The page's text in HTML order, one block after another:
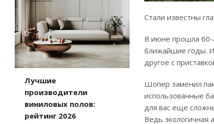
Стали известны
В июне прошла 60-
ближайшие годы. И
другое с
Шопер заменил
использованные
для вас еще
Ведь
Лучшие
производители
виниловых полов:
рейтинг 2026